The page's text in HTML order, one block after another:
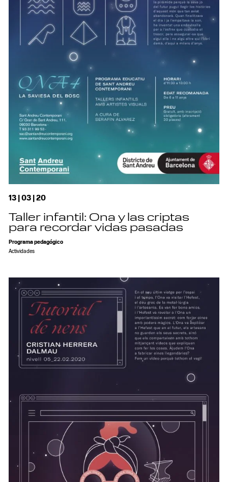
13 | 03 | 20
Taller infantil: Ona y las criptas
para recordar vidas pasadas
Programa pedagógico
Actividades